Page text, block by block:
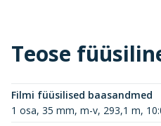
Teose
Filmi füüsilised baasandmed
1 osa, 35 mm, m-v, 293,1 m,